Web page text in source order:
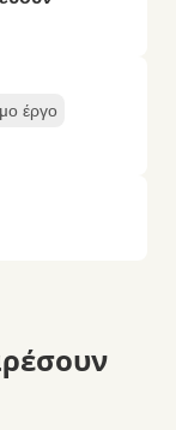
έργο